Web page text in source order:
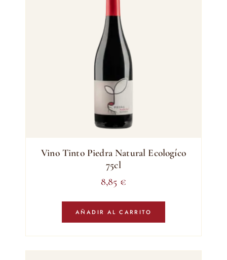
Vino Tinto Piedra Natural Ecologíco
75cl
8,85 €
AÑADIR AL CARRITO